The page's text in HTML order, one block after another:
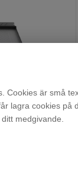
Cookies är små
lagra cookies
medgivande.
Kyl/Frys